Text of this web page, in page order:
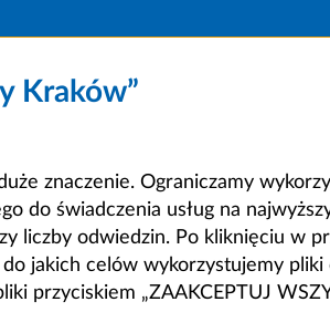
Kraków”
znaczenie. Ograniczamy
do świadczenia usług na
liczby odwiedzin. Po kliknięciu w
jakich celów wykorzystujemy pliki
przyciskiem „ZAAKCEPTUJ